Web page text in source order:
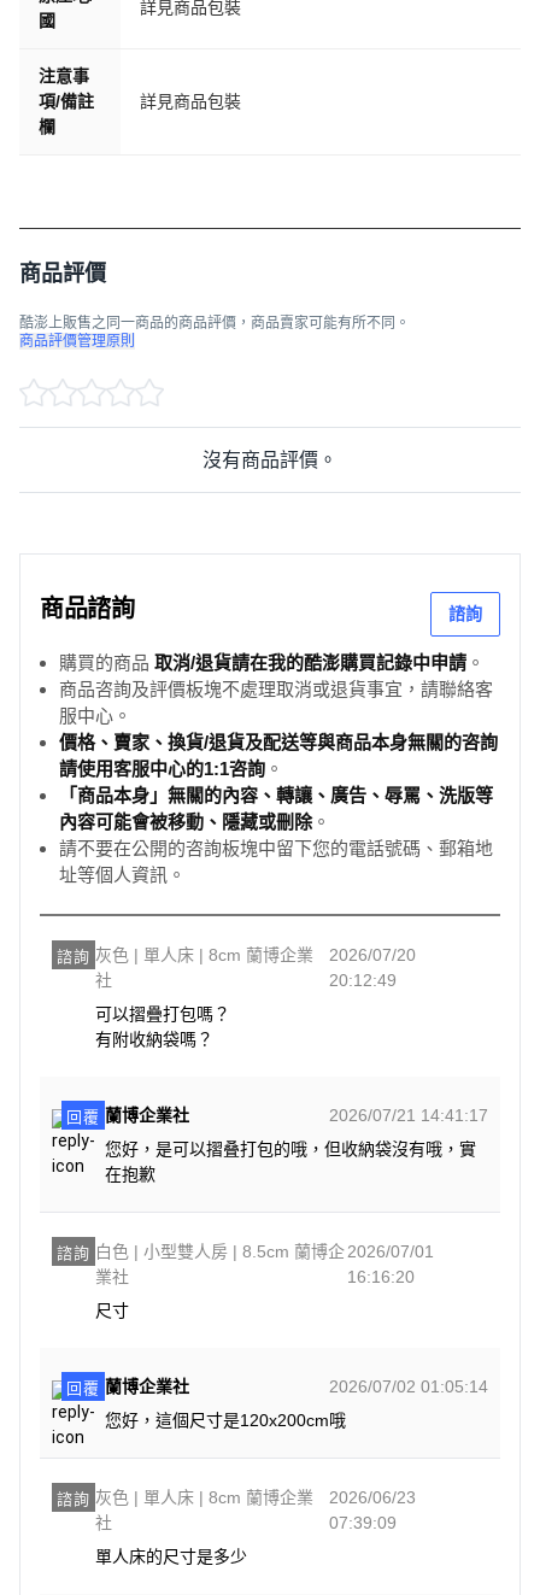
國
詳見商品包裝
注意事
項/備註
欄
詳見商品包裝
商品評價
酷澎上販售之同一商品的商品評價，商品賣家可能有所不同。
商品評價管理原則
沒有商品評價。
商品諮詢 諮詢
購買的商品 取消/退貨請在我的酷澎購買記錄中申請 。
商品咨詢及評價板塊不處理取消或退貨事宜，請聯絡客
服中心。
價格、賣家、換貨/退貨及配送等與商品本身無關的咨詢
請使用客服中心的1:1咨詢 。
「商品本身」無關的內容、轉讓、廣告、辱罵、洗版等
內容可能會被移動、隱藏或刪除。
請不要在公開的咨詢板塊中留下您的電話號碼、郵箱地
址等個人資訊。
諮詢 灰色 | 單人床 | 8cm 蘭博企業
社
2026/07/20
20:12:49
可以摺疊打包嗎？
有附收納袋嗎？
回覆 蘭博企業社
2026/07/21 14:41:17
您好，是可以摺叠打包的哦，但收納袋沒有哦，實
在抱歉
諮詢 白色 | 小型雙人房 | 8.5cm 蘭博企
業社
2026/07/01
16:16:20
尺寸
回覆 蘭博企業社
2026/07/02 01:05:14
您好，這個尺寸是120x200cm哦
諮詢 灰色 | 單人床 | 8cm 蘭博企業
社
2026/06/23
07:39:09
單人床的尺寸是多少